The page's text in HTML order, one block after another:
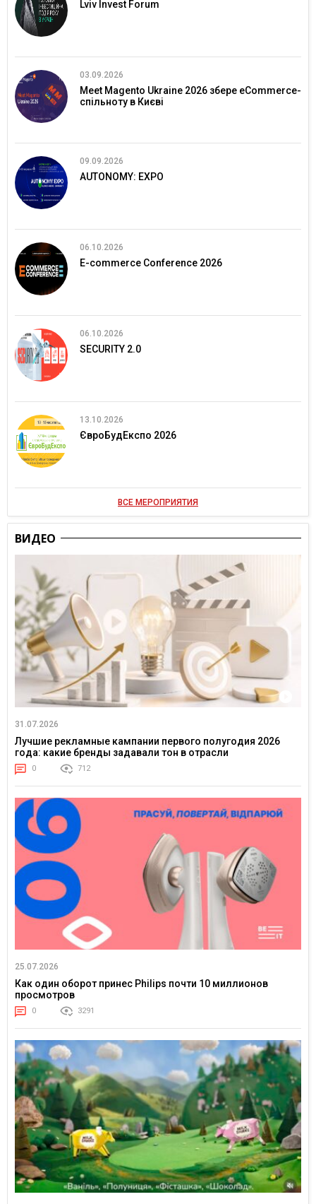
Lviv Invest Forum
03.09.2026
Meet Magento Ukraine 2026 збере eCommerce-
спільноту в Києві
09.09.2026
AUTONOMY: EXPO
06.10.2026
E-commerce Conference 2026
06.10.2026
SECURITY 2.0
13.10.2026
ЄвроБудЕкспо 2026
ВСЕ МЕРОПРИЯТИЯ
ВИДЕО
31.07.2026
Лучшие рекламные кампании первого полугодия 2026
года: какие бренды задавали тон в отрасли
0 712
25.07.2026
Как один оборот принес Philips почти 10 миллионов
просмотров
0 3291